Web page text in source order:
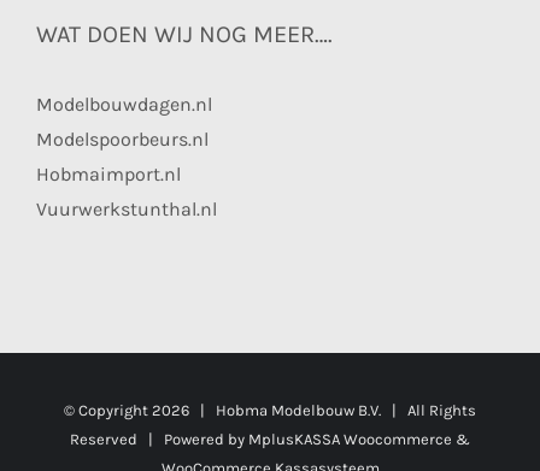
WAT DOEN WIJ NOG MEER….
Modelbouwdagen.nl
Modelspoorbeurs.nl
Hobmaimport.nl
Vuurwerkstunthal.nl
© Copyright 2026 | Hobma Modelbouw B.V. | All Rights
Reserved | Powered by MplusKASSA Woocommerce &